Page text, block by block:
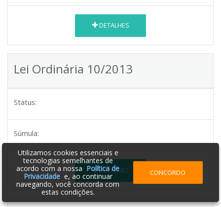
DETALHES
Lei Ordinária 10/2013
Status:
Súmula:
DETALHES
Utilizamos cookies essenciais e
tecnologias semelhantes de
acordo com a nossa Política de
Privacidadee, ao continuar
navegando, você concorda com
estas condições.
CONCORDO